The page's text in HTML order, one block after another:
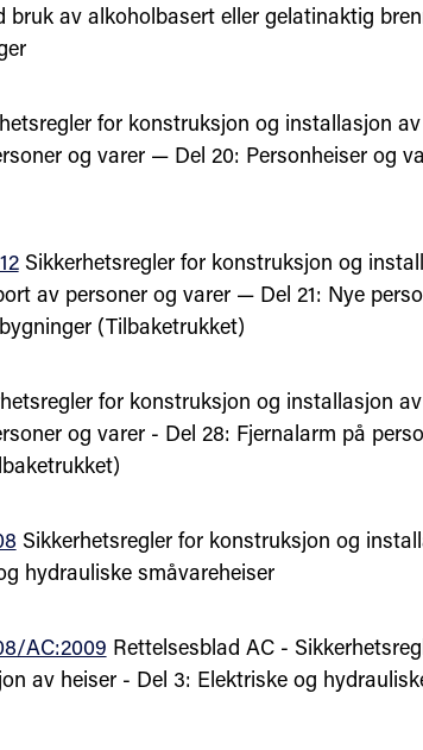
bruk av alkoholbasert eller gelatinaktig
for konstruksjon og installasjon
og varer — Del 20: Personheiser og
Sikkerhetsregler for konstruksjon og
av personer og varer — Del 21: Nye
(Tilbaketrukket)
for konstruksjon og installasjon
og varer - Del 28: Fjernalarm på
Sikkerhetsregler for konstruksjon og
hydrauliske småvareheiser
AC:2009 Rettelsesblad AC -
av heiser - Del 3: Elektriske og